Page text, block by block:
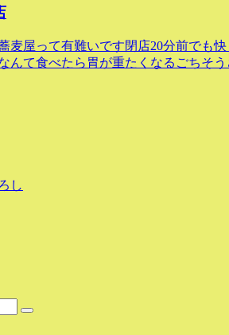
麦屋って有難いです閉店20分前でも
んて食べたら胃が重たくなるごちそう
し